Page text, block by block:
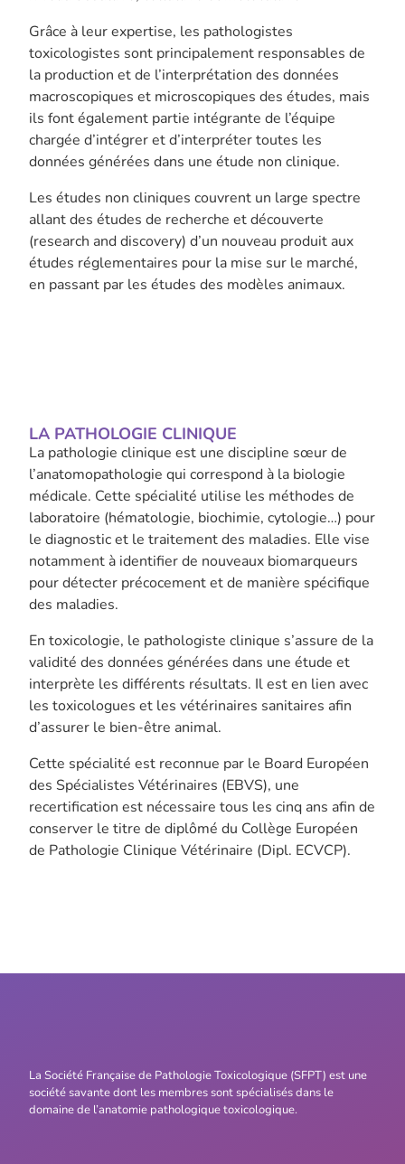
Grâce à leur expertise, les pathologistes
toxicologistes sont principalement responsables de
la production et de l’interprétation des données
macroscopiques et microscopiques des études, mais
ils font également partie intégrante de l’équipe
chargée d’intégrer et d’interpréter toutes les
données générées dans une étude non clinique.
Les études non cliniques couvrent un large spectre
allant des études de recherche et découverte
(research and discovery) d’un nouveau produit aux
études réglementaires pour la mise sur le marché,
en passant par les études des modèles animaux.
LA PATHOLOGIE CLINIQUE
La pathologie clinique est une discipline sœur de
l’anatomopathologie qui correspond à la biologie
médicale. Cette spécialité utilise les méthodes de
laboratoire (hématologie, biochimie, cytologie…) pour
le diagnostic et le traitement des maladies. Elle vise
notamment à identifier de nouveaux biomarqueurs
pour détecter précocement et de manière spécifique
des maladies.
En toxicologie, le pathologiste clinique s’assure de la
validité des données générées dans une étude et
interprète les différents résultats. Il est en lien avec
les toxicologues et les vétérinaires sanitaires afin
d’assurer le bien-être animal.
Cette spécialité est reconnue par le Board Européen
des Spécialistes Vétérinaires (EBVS), une
recertification est nécessaire tous les cinq ans afin de
conserver le titre de diplômé du Collège Européen
de Pathologie Clinique Vétérinaire (Dipl. ECVCP).
La Société Française de Pathologie Toxicologique (SFPT) est une
société savante dont les membres sont spécialisés dans le
domaine de l’anatomie pathologique toxicologique.